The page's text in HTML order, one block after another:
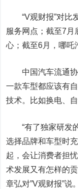
“V观财报”对比发
服务网点；截至7月
心；截至6月，哪吒
中国汽车流通协
一款车型都应该有
技术。比如换电、
“有了独家研发的
选择品牌和车型时
起，会让消费者担
术发展又有怎样的
章弘对”V观财报”说。